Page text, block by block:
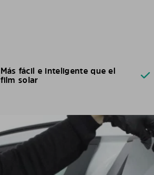
Más fácil e inteligente que el
film solar